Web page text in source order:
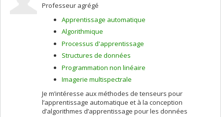
Professeur agrégé
Apprentissage automatique
Algorithmique
Processus d'apprentissage
Structures de données
Programmation non linéaire
Imagerie multispectrale
Je m’intéresse aux méthodes de tenseurs pour
l’apprentissage automatique et à la conception
d’algorithmes d’apprentissage pour les données